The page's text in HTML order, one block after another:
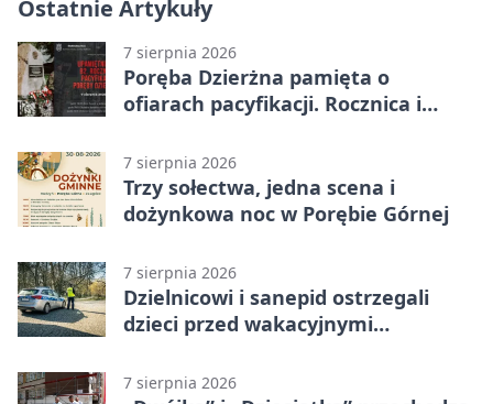
Ostatnie Artykuły
7 sierpnia 2026
Poręba Dzierżna pamięta o
ofiarach pacyfikacji. Rocznica i
7 sierpnia 2026
Trzy sołectwa, jedna scena i
dożynkowa noc w Porębie Górnej
7 sierpnia 2026
Dzielnicowi i sanepid ostrzegali
dzieci przed wakacyjnymi
7 sierpnia 2026